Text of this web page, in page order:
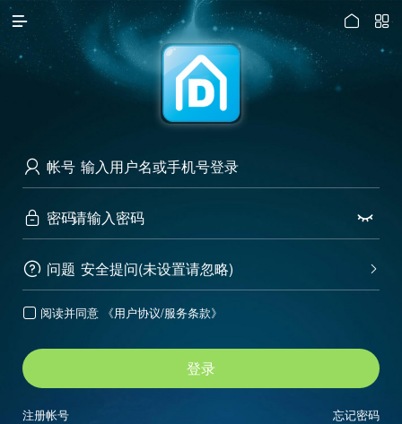
访问电脑版
 

 帐号
 密码 
 问题 
安全提问(未设置请忽略)
 阅读并同意 《用户协议/服务条款》
登录
忘记密码
注册帐号